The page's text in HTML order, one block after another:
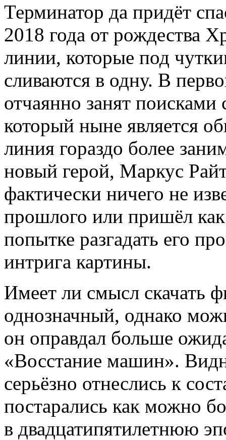
Терминатор да придёт
2018 года от рождества
линии, которые под
сливаются в одну. В
отчаянно занят
который ныне является
линия гораздо более
новый герой, Маркус
фактически ничего не
прошлого или пришёл
попытке разгадать его
интрига картины.
Имеет ли смысл скачать
однозначный, однако
он оправдал больше
«Восстание машин».
серьёзно отнеслись к
постарались как можно
в двадцатипятилетнюю